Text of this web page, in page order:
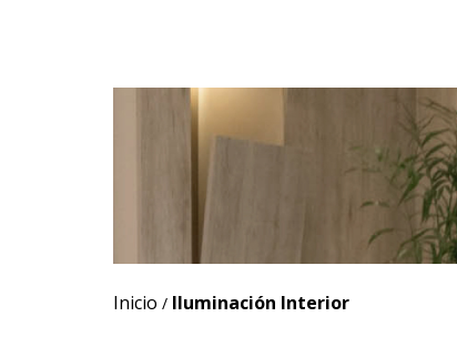
Inicio / Iluminación Interior